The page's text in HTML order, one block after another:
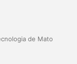
de Mato